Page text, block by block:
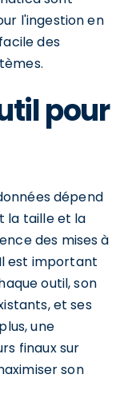
l'ingestion en
des
pour
dépend
la taille et la
des mises à
est important
outil, son
et ses
une
finaux sur
son